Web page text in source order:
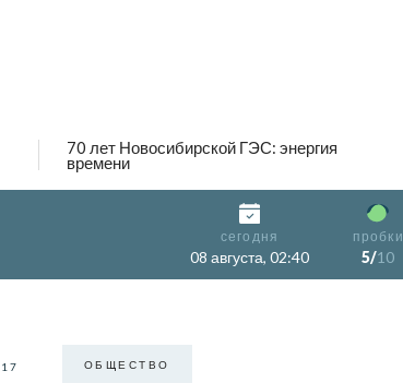
70 лет Новосибирской ГЭС: энергия
времени
сегодня
08 августа, 02:40
пробки
5/10
ОБЩЕСТВО